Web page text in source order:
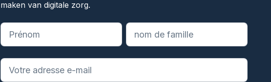
maken van digitale zorg.
"*" indique les champs obligatoires